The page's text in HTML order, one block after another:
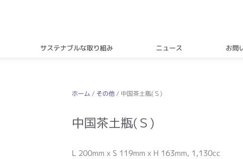
サステナブルな取り組み ニュース お問
ホーム / その他 / 中国茶土瓶(Ｓ)
中国茶土瓶(Ｓ)
L 200mm x S 119mm x H 163mm, 1,130cc